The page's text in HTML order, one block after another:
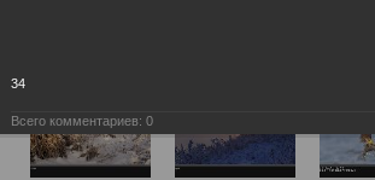
34
Всего комментариев: 0